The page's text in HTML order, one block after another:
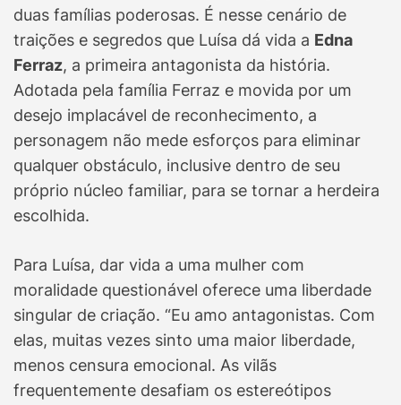
duas famílias poderosas. É nesse cenário de
traições e segredos que Luísa dá vida a Edna
Ferraz, a primeira antagonista da história.
Adotada pela família Ferraz e movida por um
desejo implacável de reconhecimento, a
personagem não mede esforços para eliminar
qualquer obstáculo, inclusive dentro de seu
próprio núcleo familiar, para se tornar a herdeira
escolhida.
Para Luísa, dar vida a uma mulher com
moralidade questionável oferece uma liberdade
singular de criação. “Eu amo antagonistas. Com
elas, muitas vezes sinto uma maior liberdade,
menos censura emocional. As vilãs
frequentemente desafiam os estereótipos